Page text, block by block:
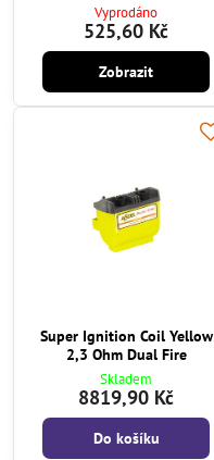
Vyprodáno
525,60 Kč
Zobrazit
Super Ignition Coil Yellow
2,3 Ohm Dual Fire
Skladem
8819,90 Kč
Do košíku